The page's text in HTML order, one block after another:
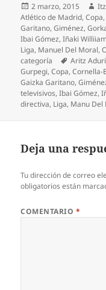
Publicado
el
2 marzo, 2015
Atlético de Madrid,Copa
Garitano,Giménez,
Ibai Gómez,Iñaki
Liga, Manuel Del Moral,
categoría
Etiquetas
Aritz
Gurpegi,Copa,Cornella-
Gaizka Garitano,
televisivos,Ibai Gómez,
directiva, Liga, Manu Del
Deja una
Tu dirección de correo
obligatorios están
COMENTARIO *